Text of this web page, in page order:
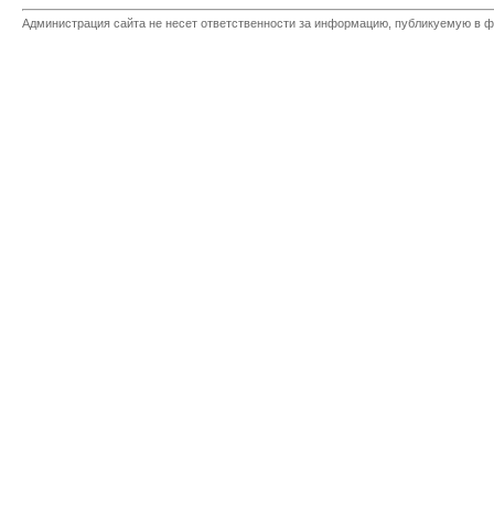
Администрация сайта не несет ответственности за информацию, публикуемую